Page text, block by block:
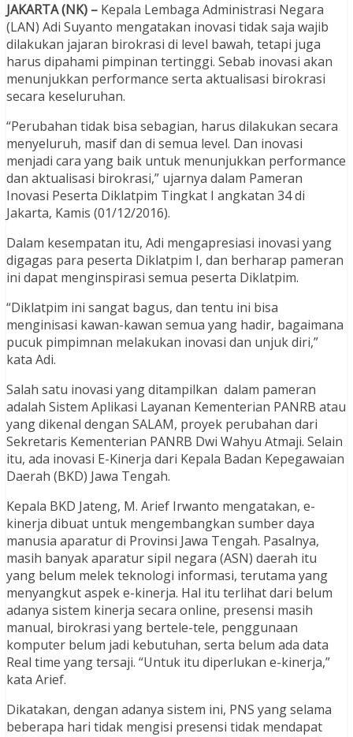
JAKARTA (NK) – Kepala Lembaga Administrasi Negara
(LAN) Adi Suyanto mengatakan inovasi tidak saja wajib
dilakukan jajaran birokrasi di level bawah, tetapi juga
harus dipahami pimpinan tertinggi. Sebab inovasi akan
menunjukkan performance serta aktualisasi birokrasi
secara keseluruhan.
“Perubahan tidak bisa sebagian, harus dilakukan secara
menyeluruh, masif dan di semua level. Dan inovasi
menjadi cara yang baik untuk menunjukkan performance
dan aktualisasi birokrasi,” ujarnya dalam Pameran
Inovasi Peserta Diklatpim Tingkat I angkatan 34 di
Jakarta, Kamis (01/12/2016).
Dalam kesempatan itu, Adi mengapresiasi inovasi yang
digagas para peserta Diklatpim I, dan berharap pameran
ini dapat menginspirasi semua peserta Diklatpim.
“Diklatpim ini sangat bagus, dan tentu ini bisa
menginisasi kawan-kawan semua yang hadir, bagaimana
pucuk pimpimnan melakukan inovasi dan unjuk diri,”
kata Adi.
Salah satu inovasi yang ditampilkan dalam pameran
adalah Sistem Aplikasi Layanan Kementerian PANRB atau
yang dikenal dengan SALAM, proyek perubahan dari
Sekretaris Kementerian PANRB Dwi Wahyu Atmaji. Selain
itu, ada inovasi E-Kinerja dari Kepala Badan Kepegawaian
Daerah (BKD) Jawa Tengah.
Kepala BKD Jateng, M. Arief Irwanto mengatakan, e-
kinerja dibuat untuk mengembangkan sumber daya
manusia aparatur di Provinsi Jawa Tengah. Pasalnya,
masih banyak aparatur sipil negara (ASN) daerah itu
yang belum melek teknologi informasi, terutama yang
menyangkut aspek e-kinerja. Hal itu terlihat dari belum
adanya sistem kinerja secara online, presensi masih
manual, birokrasi yang bertele-tele, penggunaan
komputer belum jadi kebutuhan, serta belum ada data
Real time yang tersaji. “Untuk itu diperlukan e-kinerja,”
kata Arief.
Dikatakan, dengan adanya sistem ini, PNS yang selama
beberapa hari tidak mengisi presensi tidak mendapat